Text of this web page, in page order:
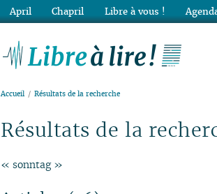
Accueil Résultats de la recherche
Résultats de la
« sonntag »
April Chapril Libre à vous !